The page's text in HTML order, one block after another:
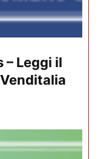
– Leggi il